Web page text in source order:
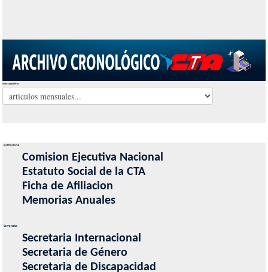
Seleccionar Mes
Institucional
Comision Ejecutiva Nacional
Estatuto Social de la CTA
Ficha de Afiliacion
Memorias Anuales
Secretarias
Secretaria Internacional
Secretaria de Género
Secretaria de Discapacidad